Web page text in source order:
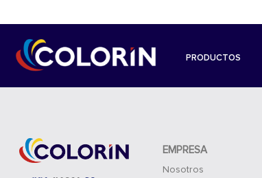
PRODUCTOS
EMPRESA
Nosotros